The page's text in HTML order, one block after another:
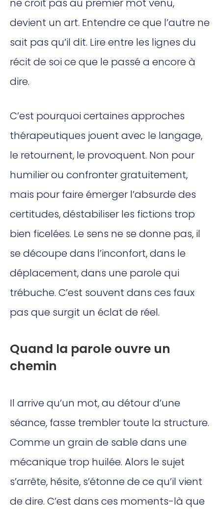
ne croit pas au premier mot venu,
devient un art. Entendre ce que l’autre ne
sait pas qu’il dit. Lire entre les lignes du
récit de soi ce que le passé a encore à
dire.
C’est pourquoi certaines approches
thérapeutiques jouent avec le langage,
le retournent, le provoquent. Non pour
humilier ou confronter gratuitement,
mais pour faire émerger l’absurde des
certitudes, déstabiliser les fictions trop
bien ficelées. Le sens ne se donne pas, il
se découpe dans l’inconfort, dans le
déplacement, dans une parole qui
trébuche. C’est souvent dans ces faux
pas que surgit un éclat de réel.
Quand la parole ouvre un
chemin
Il arrive qu’un mot, au détour d’une
séance, fasse trembler toute la structure.
Comme un grain de sable dans une
mécanique trop huilée. Alors le sujet
s’arrête, hésite, s’étonne de ce qu’il vient
de dire. C’est dans ces moments-là que